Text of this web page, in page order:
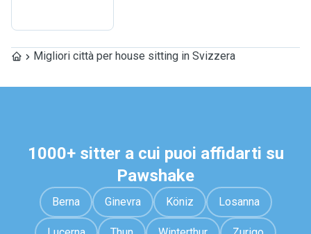
Migliori città per house sitting in Svizzera
1000+ sitter a cui puoi affidarti su
Pawshake
Berna Ginevra Köniz Losanna